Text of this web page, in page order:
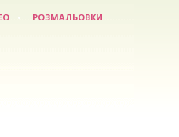
РОЗМАЛЬОВКИ